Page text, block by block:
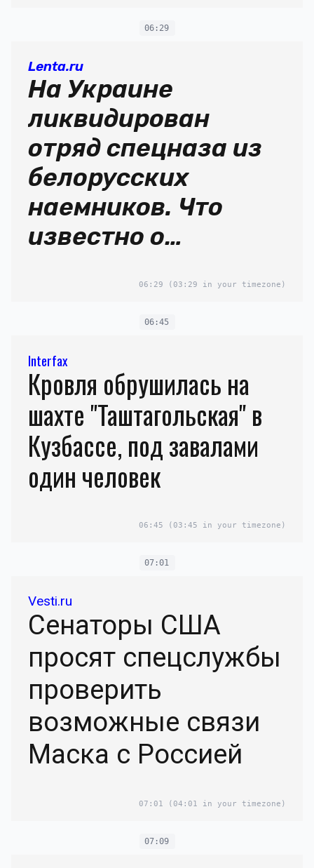
06:29
Lenta.ru
На Украине
ликвидирован
отряд спецназа из
белорусских
наемников. Что
известно о
«АСП Террор»?
06:29 (03:29 in your timezone)
06:45
Interfax
Кровля обрушилась на
шахте "Таштагольская" в
Кузбассе, под завалами
один человек
06:45 (03:45 in your timezone)
07:01
Vesti.ru
Сенаторы США
просят спецслужбы
проверить
возможные связи
Маска с Россией
07:01 (04:01 in your timezone)
07:09